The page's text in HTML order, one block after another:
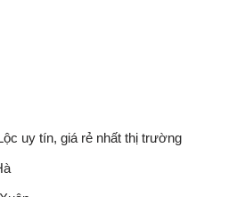
uy tín, giá rẻ nhất thị trường